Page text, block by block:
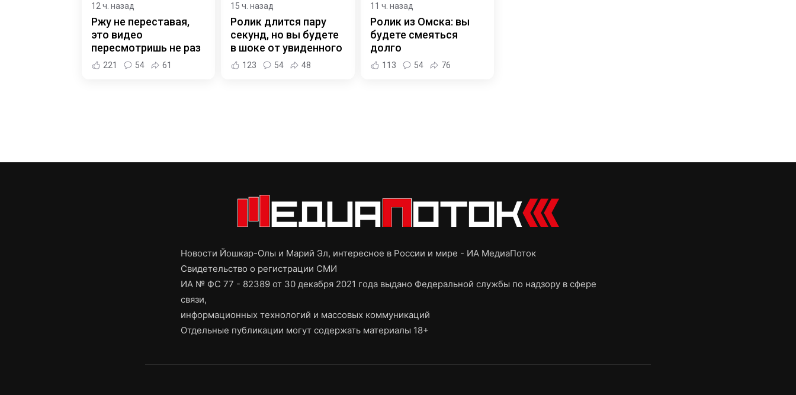
12 ч. назад
Ржу не переставая,
это видео
пересмотришь не раз
221 54 61
15 ч. назад
Ролик длится пару
секунд, но вы будете
в шоке от увиденного
123 54 48
11 ч. назад
Ролик из Омска: вы
будете смеяться
долго
113 54 76
Новости Йошкар-Олы и Марий Эл, интересное в России и мире - ИА МедиаПоток
Свидетельство о регистрации СМИ
ИА № ФС 77 - 82389 от 30 декабря 2021 года выдано Федеральной службы по надзору в сфере
связи,
информационных технологий и массовых коммуникаций
Отдельные публикации могут содержать материалы 18+